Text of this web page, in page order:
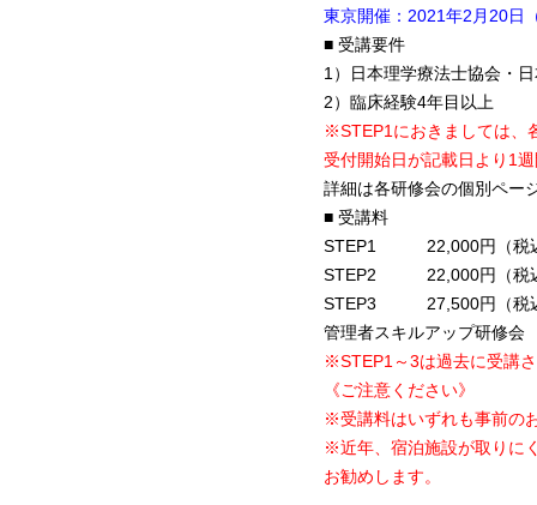
東京開催：2021年2月20日
■ 受講要件
1）日本理学療法士協会・
2）臨床経験4年目以上
※STEP1におきましては、
受付開始日が記載日より1
詳細は各研修会の個別ペー
■ 受講料
STEP1 22,000円（税
STEP2 22,000円（税
STEP3 27,500円（税
管理者スキルアップ研修
※STEP1～3は過去に受講
《ご注意ください》
※受講料はいずれも事前の
※近年、宿泊施設が取りに
お勧めします。